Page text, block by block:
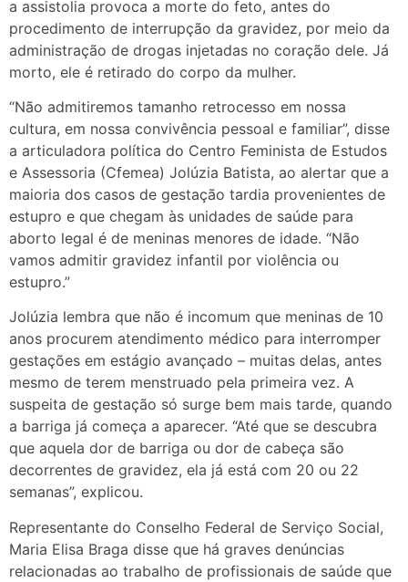
a assistolia provoca a morte do feto, antes do
procedimento de interrupção da gravidez, por meio da
administração de drogas injetadas no coração dele. Já
morto, ele é retirado do corpo da mulher.
“Não admitiremos tamanho retrocesso em nossa
cultura, em nossa convivência pessoal e familiar”, disse
a articuladora política do Centro Feminista de Estudos
e Assessoria (Cfemea) Jolúzia Batista, ao alertar que a
maioria dos casos de gestação tardia provenientes de
estupro e que chegam às unidades de saúde para
aborto legal é de meninas menores de idade. “Não
vamos admitir gravidez infantil por violência ou
estupro.”
Jolúzia lembra que não é incomum que meninas de 10
anos procurem atendimento médico para interromper
gestações em estágio avançado – muitas delas, antes
mesmo de terem menstruado pela primeira vez. A
suspeita de gestação só surge bem mais tarde, quando
a barriga já começa a aparecer. “Até que se descubra
que aquela dor de barriga ou dor de cabeça são
decorrentes de gravidez, ela já está com 20 ou 22
semanas”, explicou.
Representante do Conselho Federal de Serviço Social,
Maria Elisa Braga disse que há graves denúncias
relacionadas ao trabalho de profissionais de saúde que